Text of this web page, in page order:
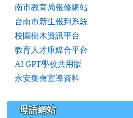
南市教育局報修網站
台南市新生報到系統
校園樹木資訊平台
教育人才庫媒合平台
AI GPT學校共用版
永安集會宣導資料
母語網站